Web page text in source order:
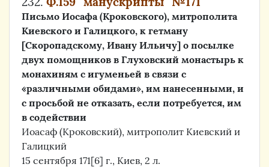
Письмо Иосафа (Кроковского), митрополита
Киевского и Галицкого, к гетману
[Скоропадскому, Ивану Ильичу] о посылке
двух помощников в Глуховский монастырь к
монахиням с игуменьей в связи с
«различными обидами», им нанесенными, и
с просьбой не отказать, если потребуется, им
в содействии
Иоасаф (Кроковский), митрополит Киевский и
Галицкий
15 сентября 171[6] г., Киев, 2 л.